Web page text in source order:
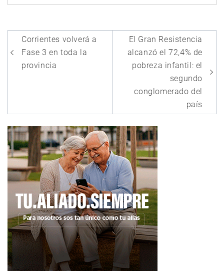
Navegación
de
entradas
Corrientes volverá a
Fase 3 en toda la
provincia
El Gran Resistencia
alcanzó el 72,4% de
pobreza infantil: el
segundo
conglomerado del
país